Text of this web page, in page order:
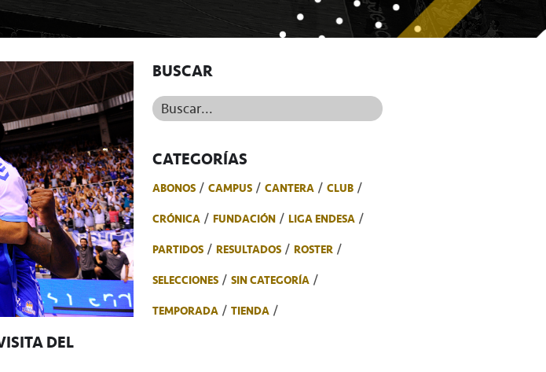
DEL
BUSCAR
Buscar...
CATEGORÍAS
ABONOS CAMPUS CANTERA
CLUB
CRÓNICA
FUNDACIÓN
LIGA ENDESA
PARTIDOS
RESULTADOS
ROSTER
SELECCIONES
SIN CATEGORÍA
TEMPORADA
TIENDA